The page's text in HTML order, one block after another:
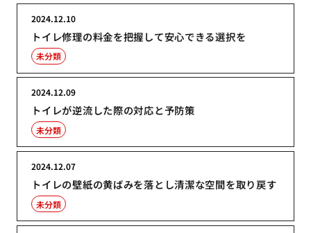
トイレ修理の料金を把握して安心できる選択を
2024.12.10
未分類
トイレが逆流した際の対応と予防策
2024.12.09
未分類
トイレの壁紙の黄ばみを落とし清潔な空間を取り戻す
2024.12.07
未分類